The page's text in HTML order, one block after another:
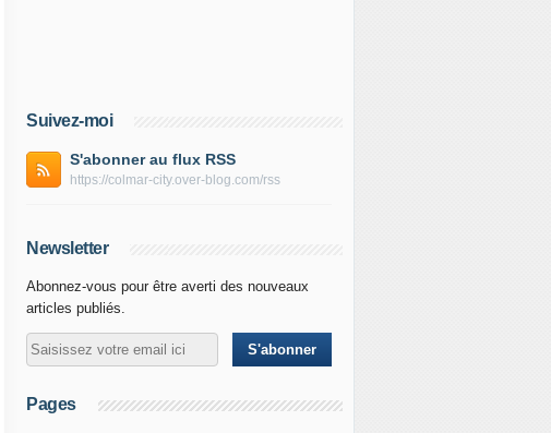
Suivez-moi
S'abonner au flux RSS
https://colmar-city.over-blog.com/rss
Newsletter
Abonnez-vous pour être averti des nouveaux
articles publiés.
Pages